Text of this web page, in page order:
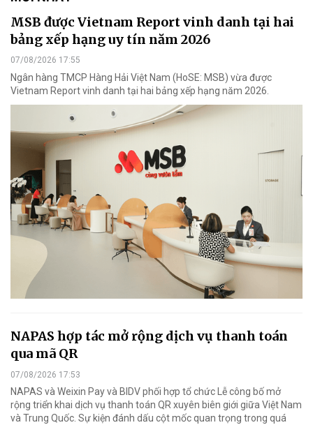
MSB được Vietnam Report vinh danh tại hai
bảng xếp hạng uy tín năm 2026
07/08/2026 17:55
Ngân hàng TMCP Hàng Hải Việt Nam (HoSE: MSB) vừa được
Vietnam Report vinh danh tại hai bảng xếp hạng năm 2026.
NAPAS hợp tác mở rộng dịch vụ thanh toán
qua mã QR
07/08/2026 17:53
NAPAS và Weixin Pay và BIDV phối hợp tổ chức Lễ công bố mở
rộng triển khai dịch vụ thanh toán QR xuyên biên giới giữa Việt Nam
và Trung Quốc. Sự kiện đánh dấu cột mốc quan trọng trong quá